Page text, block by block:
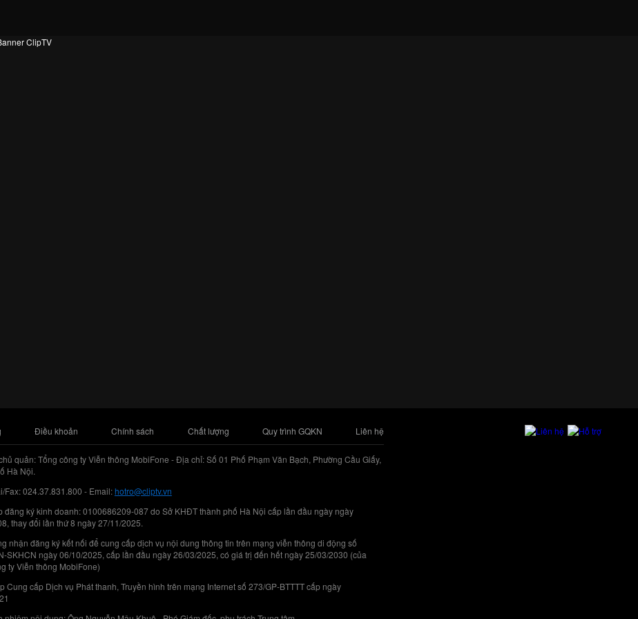
Điều khoản Chính sách Chất lượng Quy trình GQKN Liên hệ
quản: Tổng công ty Viễn thông MobiFone - Địa chỉ: Số 01 Phố Phạm Văn Bạch, Phường Cầu Giấy,
Hà Nội.
Fax: 024.37.831.800 - Email:hotro@cliptv.vn
đăng ký kinh doanh: 0100686209-087 do Sở KHĐT thành phố Hà Nội cấp lần đầu ngày ngày
thay đổi lần thứ 8 ngày 27/11/2025.
nhận đăng ký kết nối để cung cấp dịch vụ nội dung thông tin trên mạng viễn thông di động số
SKHCN ngày 06/10/2025, cấp lần đầu ngày 26/03/2025, có giá trị đến hết ngày 25/03/2030 (của
ty Viễn thông MobiFone)
Cung cấp Dịch vụ Phát thanh, Truyền hình trên mạng Internet số 273/GP-BTTTT cấp ngày